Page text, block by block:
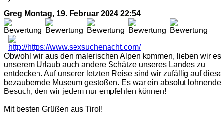
Greg Montag, 19. Februar 2024 22:54
Obwohl wir aus den malerischen Alpen kommen, lieben wir
unserem Urlaub auch andere Schätze unseres Landes zu
entdecken. Auf unserer letzten Reise sind wir zufällig auf
bezaubernde Museum gestoßen. Es war ein absolut
Besuch, den wir jedem nur empfehlen können!
Mit besten Grüßen aus Tirol!